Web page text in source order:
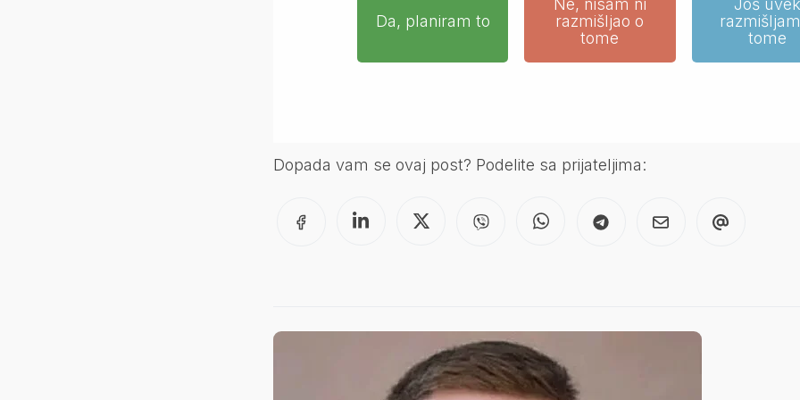
Da, planiram to
Ne, nisam ni
razmišljao o
tome
Još uvek
tome
Dopada vam se ovaj post? Podelite sa prijateljima: